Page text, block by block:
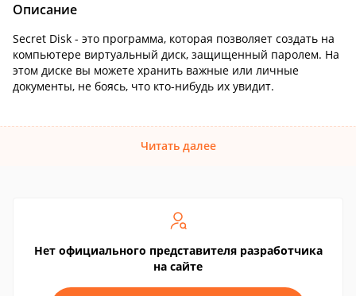
Описание
Secret Disk - это программа, которая позволяет создать на
компьютере виртуальный диск, защищенный паролем. На
этом диске вы можете хранить важные или личные
документы, не боясь, что кто-нибудь их увидит.
Читать далее
Нет официального представителя разработчика
на сайте